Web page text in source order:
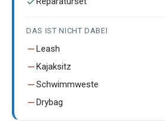
DAS IST NICHT DABEI
Leash
Kajaksitz
Schwimmweste
Drybag